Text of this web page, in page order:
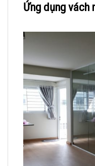
Ứng dụng vách